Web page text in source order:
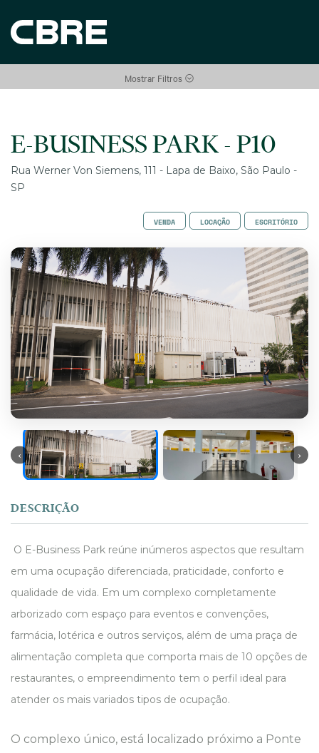
Mostrar Filtros
E-BUSINESS PARK - P10
Rua Werner Von Siemens, 111 - Lapa de Baixo, São Paulo -
SP
ESCRITÓRIO
LOCAÇÃO
VENDA
DESCRIÇÃO
O E-Business Park reúne inúmeros aspectos que resultam
em uma ocupação diferenciada, praticidade, conforto e
qualidade de vida. Em um complexo completamente
arborizado com espaço para eventos e convenções,
farmácia, lotérica e outros serviços, além de uma praça de
alimentação completa que comporta mais de 10 opções de
restaurantes, o empreendimento tem o perfil ideal para
atender os mais variados tipos de ocupação.
O complexo único, está localizado próximo a Ponte